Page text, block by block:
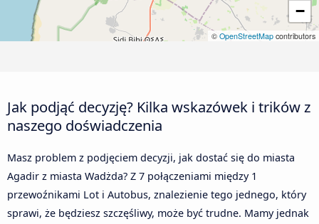
−
© OpenStreetMap contributors
Jak podjąć decyzję? Kilka wskazówek i trików z
naszego doświadczenia
Masz problem z podjęciem decyzji, jak dostać się do miasta
Agadir z miasta Wadżda? Z 7 połączeniami między 1
przewoźnikami Lot i Autobus, znalezienie tego jednego, który
sprawi, że będziesz szczęśliwy, może być trudne. Mamy jednak